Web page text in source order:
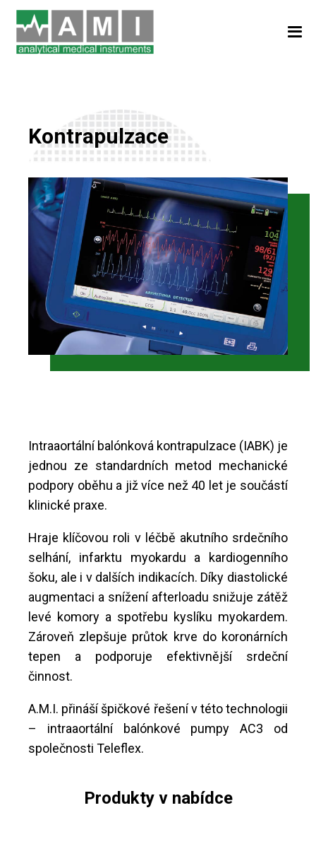
Kontrapulzace
Intraaortální balónková kontrapulzace (IABK) je
jednou ze standardních metod mechanické
podpory oběhu a již více než 40 let je součástí
klinické praxe.
Hraje klíčovou roli v léčbě akutního srdečního
selhání, infarktu myokardu a kardiogenního
šoku, ale i v dalších indikacích. Díky diastolické
augmentaci a snížení afterloadu snižuje zátěž
levé komory a spotřebu kyslíku myokardem.
Zároveň zlepšuje průtok krve do koronárních
tepen a podporuje efektivnější srdeční
činnost.
A.M.I. přináší špičkové řešení v této technologii
– intraaortální balónkové pumpy AC3 od
společnosti Teleflex.
Produkty v nabídce